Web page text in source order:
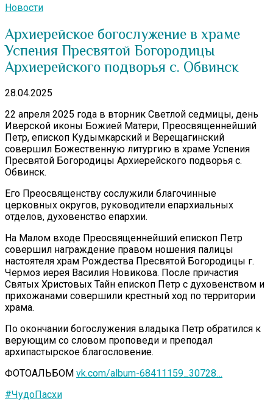
Новости
Архиерейское богослужение в храме
Успения Пресвятой Богородицы
Архиерейского подворья с. Обвинск
28.04.2025
22 апреля 2025 года в вторник Светлой седмицы, день
Иверской иконы Божией Матери, Преосвященнейший
Петр, епископ Кудымкарский и Верещагинский
совершил Божественную литургию в храме Успения
Пресвятой Богородицы Архиерейского подворья с.
Обвинск.
Его Преосвященству сослужили благочинные
церковных округов, руководители епархиальных
отделов, духовенство епархии.
На Малом входе Преосвященнейший епископ Петр
совершил награждение правом ношения палицы
настоятеля храм Рождества Пресвятой Богородицы г.
Чермоз иерея Василия Новикова. После причастия
Святых Христовых Тайн епископ Петр с духовенством и
прихожанами совершили крестный ход по территории
храма.
По окончании богослужения владыка Петр обратился к
верующим со словом проповеди и преподал
архипастырское благословение.
ФОТОАЛЬБОМ vk.com/album-68411159_30728…
#ЧудоПасхи